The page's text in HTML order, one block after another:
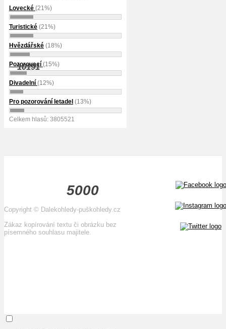
Lovecké (21%)
Turistické (21%)
Hvězdářské (18%)
Pozorovací (15%)
Divadelní (12%)
Pro pozorování letadel (13%)
Celkem hlasů: 3805521
5000
10191
Copyright © Dalekohledy-puškohledy.cz
Zákaz kopírování textu či obrázku bez
písemného souhlasu majitele.